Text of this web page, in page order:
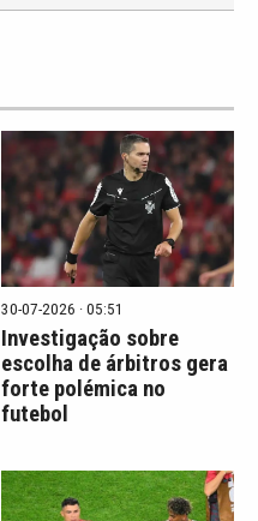
30-07-2026 · 05:51
Investigação sobre
escolha de árbitros gera
forte polémica no
futebol